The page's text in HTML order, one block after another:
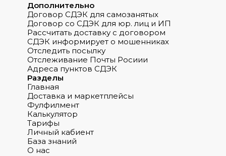
Дополнительно
Договор СДЭК для самозанятых
Договор со СДЭК для юр. лиц и ИП
Рассчитать доставку с договором
СДЭК информирует о мошенниках
Отследить посылку
Отслеживание Почты Росиии
Адреса пунктов СДЭК
Разделы
Главная
Доставка и маркетплейсы
Фулфилмент
Калькулятор
Тарифы
Личный кабиент
База знаний
О нас